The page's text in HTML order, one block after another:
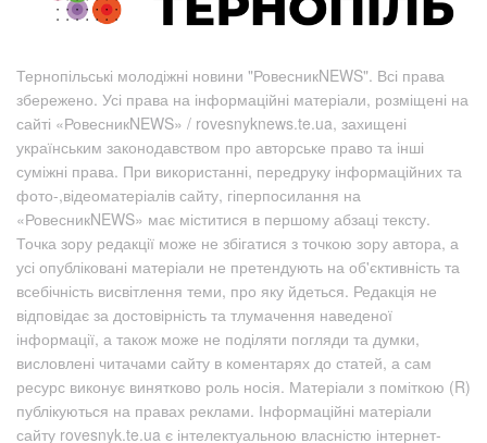
Тернопільські молодіжні новини "РовесникNEWS". Всі права
збережено. Усі права на інформаційні матеріали, розміщені на
сайті «РовесникNEWS» / rovesnyknews.te.ua, захищені
українським законодавством про авторське право та інші
суміжні права. При використанні, передруку інформаційних та
фото-,відеоматеріалів сайту, гіперпосилання на
«РовесникNEWS» має міститися в першому абзаці тексту.
Точка зору редакції може не збігатися з точкою зору автора, а
усі опубліковані матеріали не претендують на об'єктивність та
всебічність висвітлення теми, про яку йдеться. Редакція не
відповідає за достовірність та тлумачення наведеної
інформації, а також може не поділяти погляди та думки,
висловлені читачами сайту в коментарях до статей, а сам
ресурс виконує винятково роль носія. Матеріали з поміткою (R)
публікуються на правах реклами. Інформаційні матеріали
сайту rovesnyk.te.ua є інтелектуальною власністю інтернет-